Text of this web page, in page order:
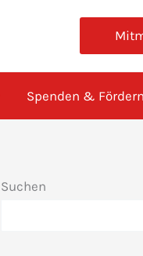
Spenden & Fördern
Suchen